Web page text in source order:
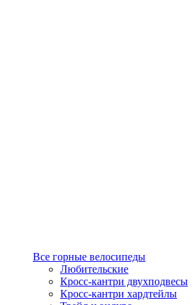
Все горные велосипеды
Любительские
Кросс-кантри двухподвесы
Кросс-кантри хардтейлы